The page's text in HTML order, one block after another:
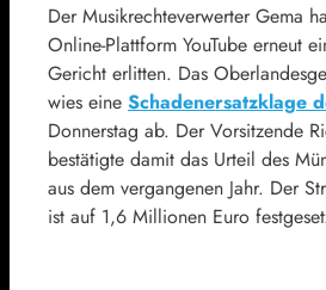
Der Musikrechteverwerter Gema
Online-Plattform YouTube erneut
Gericht erlitten. Das
wies eine Schadenersatzklage
Donnerstag ab. Der Vorsitzende
bestätigte damit das Urteil des
aus dem vergangenen Jahr. Der
ist auf 1,6 Millionen Euro